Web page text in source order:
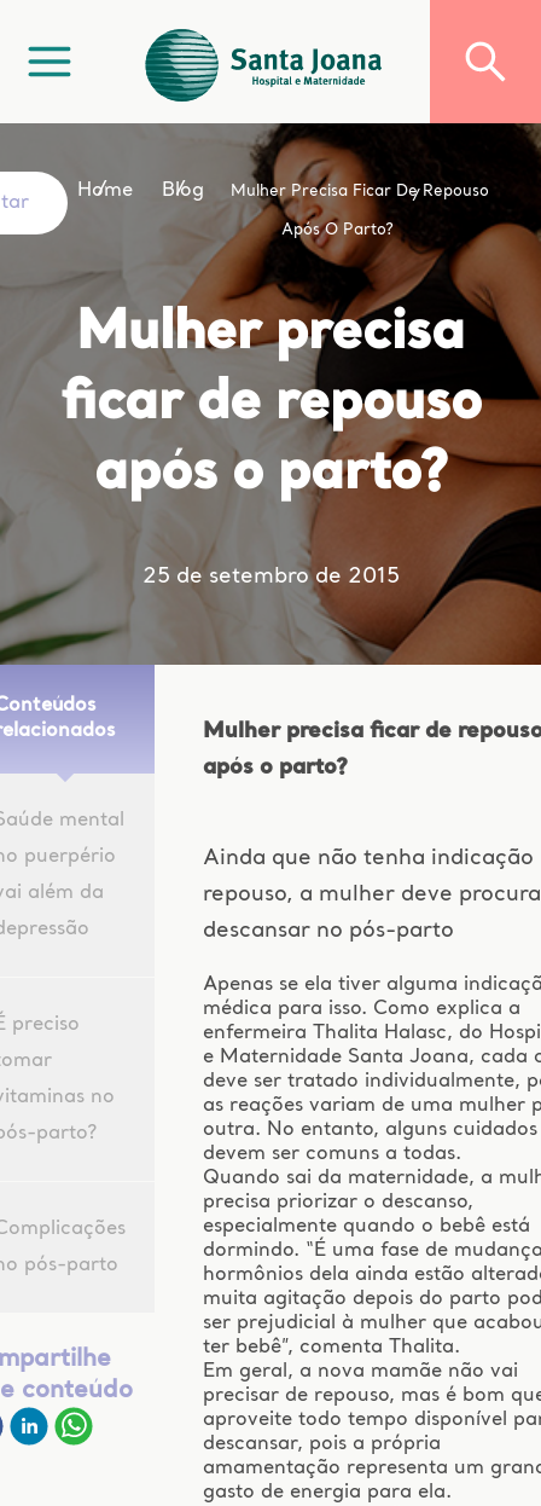
Home Blog Mulher Precisa Ficar De Repouso
Após O Parto?
Mulher precisa
ficar de repouso
após o parto?
25 de setembro de 2015
mental
puerpério
além da
preciso
no
parto?
pós-parto
conteúdo
Mulher precisa ficar de
após o parto?
Ainda que não tenha indicação
repouso, a mulher deve
descansar no pós-parto
Apenas se ela tiver alguma
médica para isso. Como explica a
enfermeira Thalita Halasc, do
e Maternidade Santa Joana, cada
deve ser tratado individualmente,
as reações variam de uma mulher
outra. No entanto, alguns cuidados
devem ser comuns a todas.
Quando sai da maternidade, a
precisa priorizar o descanso,
especialmente quando o bebê está
dormindo. “É uma fase de
hormônios dela ainda estão
muita agitação depois do parto
ser prejudicial à mulher que
ter bebê”, comenta Thalita.
Em geral, a nova mamãe não vai
precisar de repouso, mas é bom
aproveite todo tempo disponível
descansar, pois a própria
amamentação representa um
gasto de energia para ela.